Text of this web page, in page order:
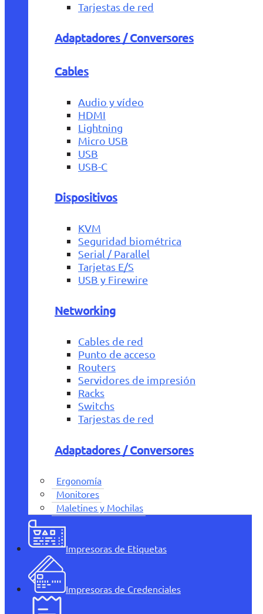
Tarjestas de red
Adaptadores / Conversores
Cables
Audio y vídeo
HDMI
Lightning
Micro USB
USB
USB-C
Dispositivos
KVM
Seguridad biométrica
Serial / Parallel
Tarjetas E/S
USB y Firewire
Networking
Cables de red
Punto de acceso
Routers
Servidores de impresión
Racks
Switchs
Tarjestas de red
Adaptadores / Conversores
Ergonomía
Monitores
Maletines y Mochilas
Impresoras de Etiquetas
Impresoras de Credenciales